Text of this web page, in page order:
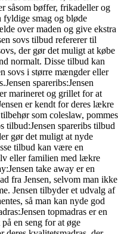
såsom bøffer, frikadeller og
fyldige smag og bløde
over maden og give ekstra
sovs tilbud refererer til
der gør det muligt at købe
normalt. Disse tilbud kan
sovs i større mængder eller
spareribs:Jensen
marineret og grillet for at
er kendt for deres lækre
som coleslaw, pommes
tilbud:Jensen spareribs tilbud
gør det muligt at nyde
tilbud kan være en
eller familien med lækre
take away er en
fra Jensen, selvom man ikke
Jensen tilbyder et udvalg af
så man kan nyde god
topmadras er en
en seng for at øge